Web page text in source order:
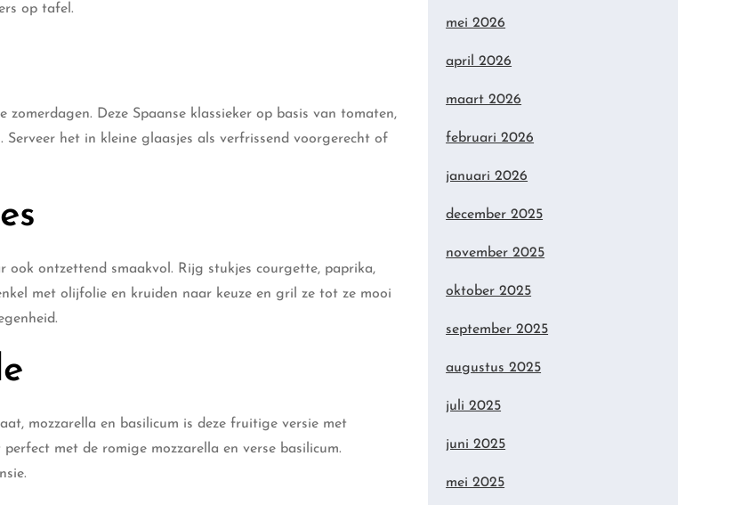
op tafel.
Deze Spaanse klassieker op basis van tomaten,
het in kleine glaasjes als verfrissend voorgerecht of
ook ontzettend smaakvol. Rijg stukjes courgette, paprika,
met olijfolie en kruiden naar keuze en gril ze tot ze mooi
mozzarella en basilicum is deze fruitige versie met
met de romige mozzarella en verse basilicum.
mei 2026
april 2026
maart 2026
februari 2026
januari 2026
december 2025
november 2025
oktober 2025
september 2025
augustus 2025
juli 2025
juni 2025
mei 2025